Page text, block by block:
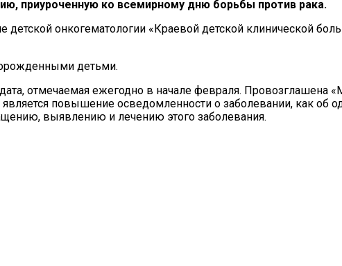
приуроченную ко всемирному дню борьбы против рака.
детской онкогематологии «Краевой детской клинической
детьми.
отмечаемая ежегодно в начале февраля.
повышение осведомленности о заболевании, как
выявлению и лечению этого заболевания.